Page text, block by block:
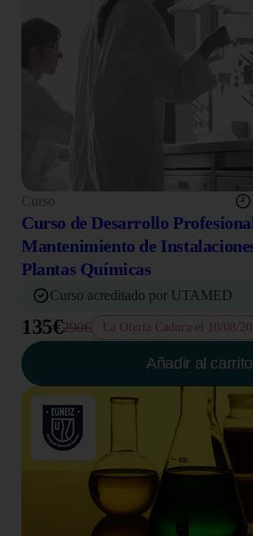
Curso
Curso de Desarrollo
Mantenimiento de
Plantas Químicas
Curso acreditado por UTAMED
135€290€ La Oferta Caduca el 10/08/
Añadir al carrito